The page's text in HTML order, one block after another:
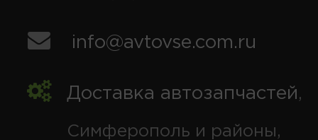
info@avtovse.com.ru
Доставка автозапчастей,
Симферополь и районы,